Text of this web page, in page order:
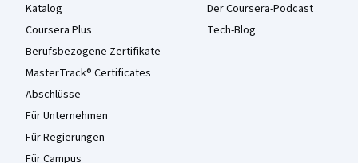
Katalog
Coursera Plus
Berufsbezogene Zertifikate
MasterTrack® Certificates
Abschlüsse
Für Unternehmen
Für Regierungen
Für Campus
Der Coursera-Podcast
Tech-Blog